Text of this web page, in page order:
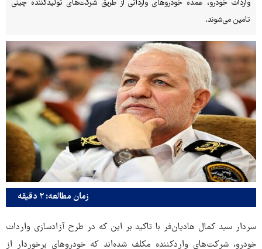
واردات خودرو، عمده خودروهای وارداتی از طریق شرکت‌های تولیدکننده چینی
تامین می‌شوند.
زمان مطالعه: ۲ دقیقه
سردار سید کمال هادیان‌فر با تاکید بر این که در طرح آزادسازی واردات
خودرو، شرکت‌های واردکننده مکلف شده‌اند که خودروهای برخوردار از